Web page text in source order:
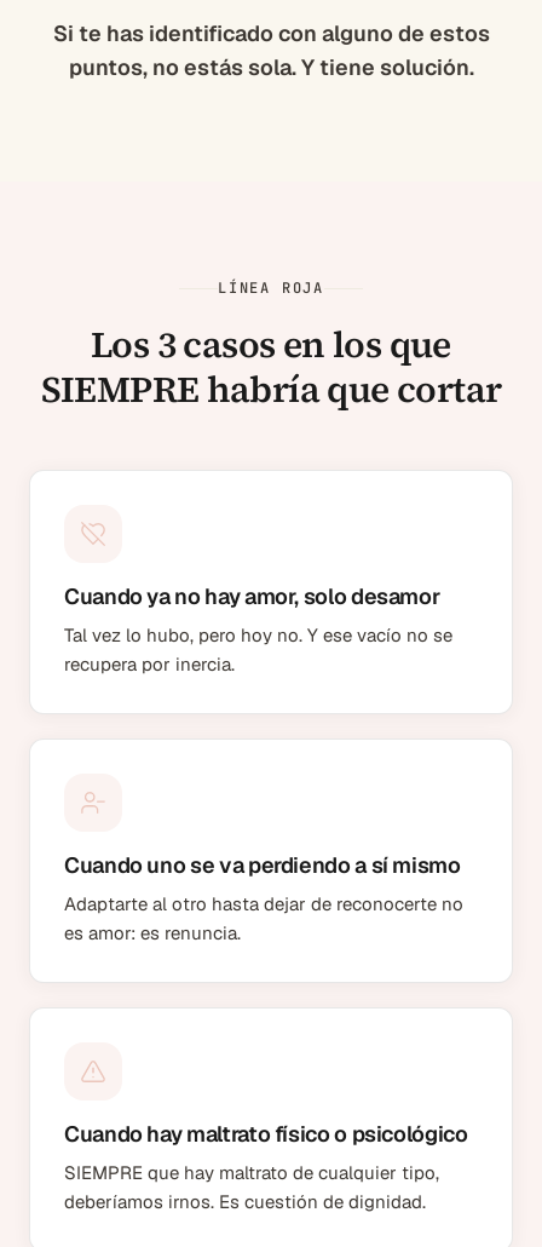
Si te has identificado con alguno de estos
puntos, no estás sola. Y tiene solución.
LÍNEA ROJA
Los 3 casos en los que
SIEMPRE habría que cortar
Cuando ya no hay amor, solo desamor
Tal vez lo hubo, pero hoy no. Y ese vacío no se
recupera por inercia.
Cuando uno se va perdiendo a sí mismo
Adaptarte al otro hasta dejar de reconocerte no
es amor: es renuncia.
Cuando hay maltrato físico o psicológico
SIEMPRE que hay maltrato de cualquier tipo,
deberíamos irnos. Es cuestión de dignidad.